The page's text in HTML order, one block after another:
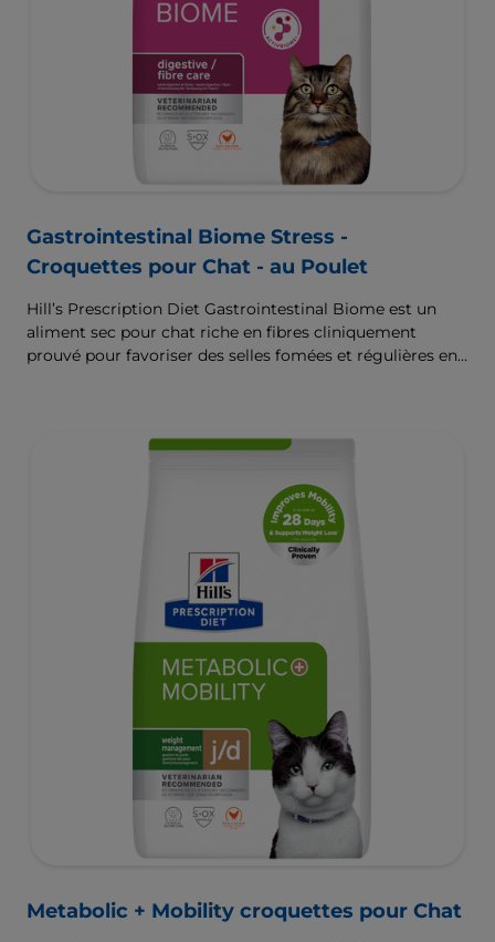
Gastrointestinal Biome Stress -
Croquettes pour Chat - au Poulet
Hill’s Prescription Diet Gastrointestinal Biome est un
aliment sec pour chat riche en fibres cliniquement
prouvé pour favoriser des selles fomées et régulières en
intestinal et aider à prendre en charge les troubles
Metabolic + Mobility croquettes pour Chat